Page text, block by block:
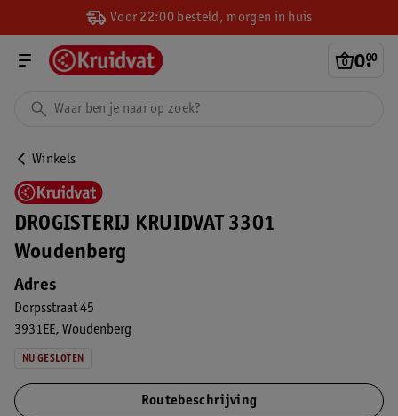
Voor 22:00 besteld, morgen in huis
0.
00
Winkels
DROGISTERIJ KRUIDVAT 3301
Woudenberg
Adres
Dorpsstraat 45
3931EE Woudenberg
NU GESLOTEN
Routebeschrijving